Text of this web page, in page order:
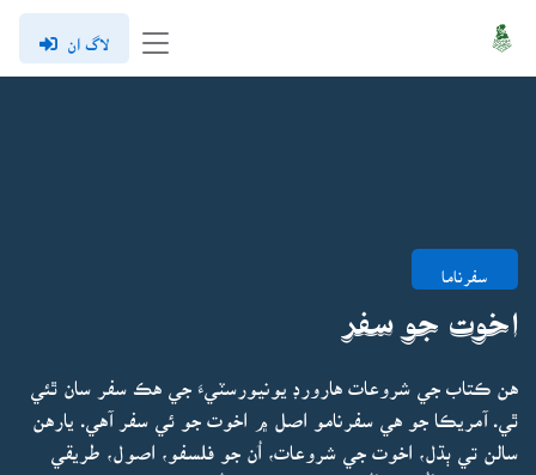
لاگ ان
سفرناما
اخوت جو سفر
هن ڪتاب جي شروعات هارورڊ يونيورسٽيءَ جي هڪ سفر سان ٿئي
ٿي. آمريڪا جو هي سفرنامو اصل ۾ اخوت جو ئي سفر آهي. يارهن
سالن تي ٻڌل، اخوت جي شروعات، اُن جو فلسفو، اصول، طريقي